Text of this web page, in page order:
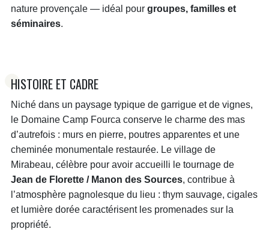
nature provençale — idéal pour groupes, familles et
séminaires.
HISTOIRE ET CADRE
Niché dans un paysage typique de garrigue et de vignes,
le Domaine Camp Fourca conserve le charme des mas
d’autrefois : murs en pierre, poutres apparentes et une
cheminée monumentale restaurée. Le village de
Mirabeau, célèbre pour avoir accueilli le tournage de
Jean de Florette / Manon des Sources, contribue à
l’atmosphère pagnolesque du lieu : thym sauvage, cigales
et lumière dorée caractérisent les promenades sur la
propriété.